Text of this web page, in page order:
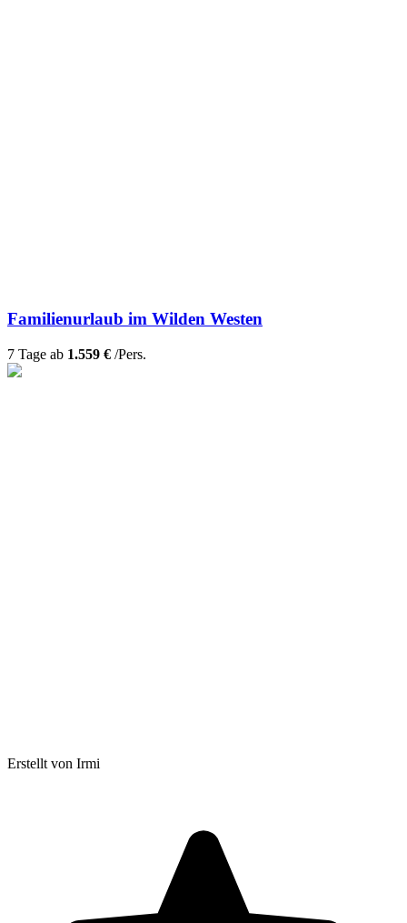
Familienurlaub im Wilden Westen
7 Tage ab 1.559 € /Pers.
Erstellt von Irmi